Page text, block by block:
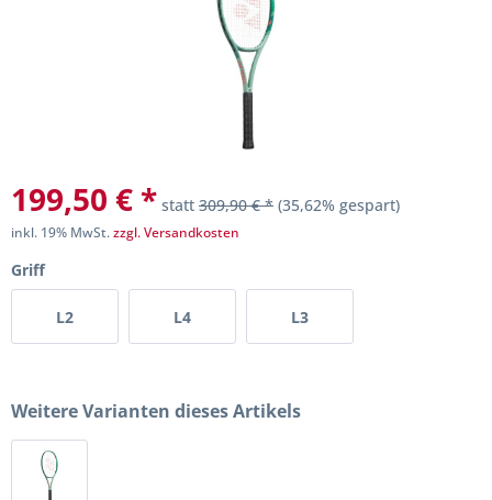
199,50 € * statt 309,90 € * (35,62% gespart)
inkl. 19% MwSt.zzgl. Versandkosten
Griff
L2 L4 L3
Weitere Varianten dieses Artikels